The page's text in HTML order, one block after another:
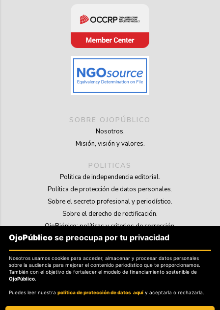
SOBRE OJOPÚBLICO
Nosotros.
Misión, visión y valores.
POLITICAS
Política de independencia editorial.
Política de protección de datos personales.
Sobre el secreto profesional y periodístico.
Sobre el derecho de rectificación.
OjoBiónico: políticas y criterios de corrección.
Sobre libertad de información frente a pedidos de retiro de contenidos.
SOSTENIBILIDAD
La Tienda de OjoPúblico.
OjoLab.
OjoPúblico se preocupa por tu privacidad
Nosotros usamos cookies para acceder, almacenar y procesar datos personales
sobre la audiencia para mejorar el contenido periodístico que te proporcionamos.
También con el objetivo de fortalecer el modelo de financiamiento sostenible de
OjoPúblico.
Puedes leer nuestrapolítica de protección de datos aquí y aceptarla o rechazarla.